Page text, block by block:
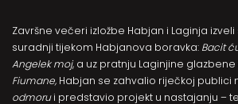
Završne večeri izložbe Habjan i Laginja
suradnji tijekom Habjanova boravka: Bacit
Angelek moj, a uz pratnju Laginjine
Fiumane, Habjan se zahvalio riječkoj publici
odmorui predstavio projekt u nastajanju –